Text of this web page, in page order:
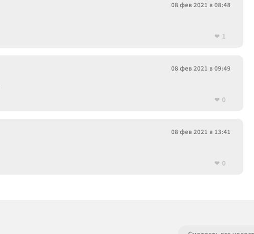
08 фев 2021 в 08:48
1
08 фев 2021 в 09:49
0
08 фев 2021 в 13:41
0